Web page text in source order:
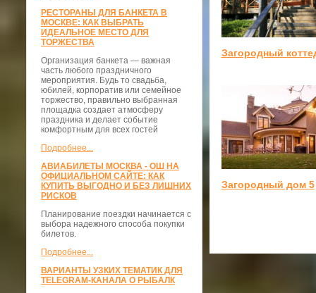
РЕСТОРАНЫ ДЛЯ БАНКЕТА В
МОСКВЕ: КАК ВЫБРАТЬ
ИДЕАЛЬНОЕ МЕСТО ДЛЯ
ТОРЖЕСТВА
Организация банкета — важная
часть любого праздничного
мероприятия. Будь то свадьба,
юбилей, корпоратив или семейное
торжество, правильно выбранная
площадка создает атмосферу
праздника и делает событие
комфортным для всех гостей
Подробнее...
АВИАБИЛЕТЫ МОСКВА - ОШ НА
ОФИЦИАЛЬНОМ САЙТЕ: КАК
КУПИТЬ ВЫГОДНО И БЕЗ ЛИШНИХ
РИСКОВ
Планирование поездки начинается с
выбора надежного способа покупки
билетов.
Подробнее...
ВАРИАНТЫ УЗКИХ ТЕМАТИК ДЛЯ
TELEGRAM-КАНАЛА О РЫБАЛК
Загородный
Загородный дом 5